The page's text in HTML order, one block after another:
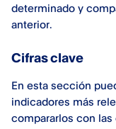
determinado y
anterior.
Cifras clave
En esta sección
indicadores más
compararlos con